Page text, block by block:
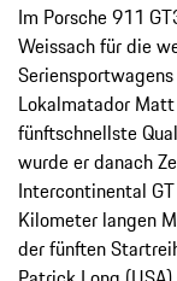
Im Porsche 911
Weissach für die
Lokalmatador
fünftschnellste
wurde er danach
Intercontinental
Kilometer langen
der fünften